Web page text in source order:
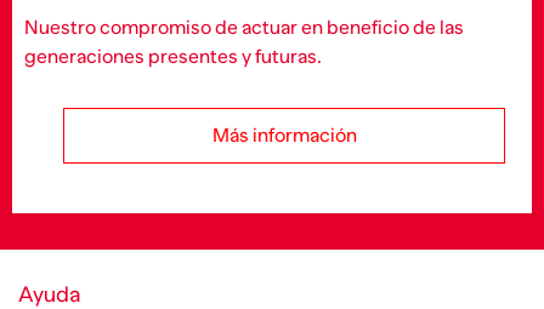
Nuestro compromiso de actuar en beneficio de las
generaciones presentes y futuras.
Más información
Ayuda